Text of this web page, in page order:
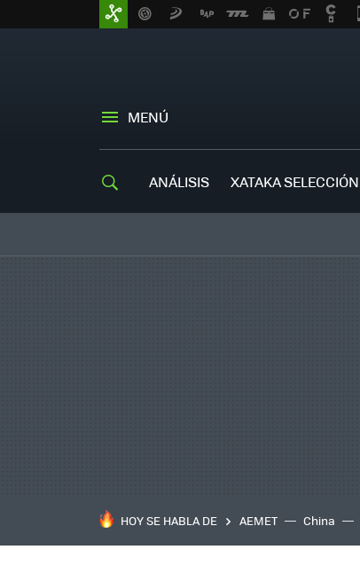
MENÚ
ANÁLISIS XATAKA SELECCIÓN
HOY SE HABLA DE AEMET China